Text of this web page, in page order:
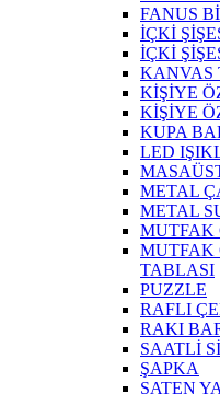
FANUS
İÇKİ
İÇKİ
KANVAS
KİŞİYE
KİŞİYE
KUPA
LED
METAL
METAL
MUTFAK
MUTFAK
TABLASI
PUZZLE
RAFLI
RAKI
SAATLİ
ŞAPKA
SATEN